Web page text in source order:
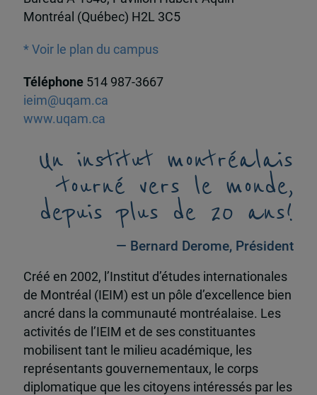
Montréal (Québec) H2L 3C5
* Voir le plan du campus
Téléphone 514 987-3667
ieim@uqam.ca
www.uqam.ca
Un institut montréalais
tourné vers le monde,
depuis plus de 20 ans!
— Bernard Derome, Président
Créé en 2002, l’Institut d’études internationales
de Montréal (IEIM) est un pôle d’excellence bien
ancré dans la communauté montréalaise. Les
activités de l’IEIM et de ses constituantes
mobilisent tant le milieu académique, les
représentants gouvernementaux, le corps
diplomatique que les citoyens intéressés par les